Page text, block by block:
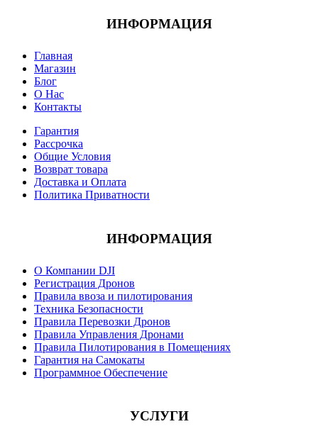
ИНФОРМАЦИЯ
Главная
Магазин
Блог
О Нас
Контакты
Гарантия
Рассрочка
Общие Условия
Возврат товара
Доставка и Оплата
Политика Приватности
ИНФОРМАЦИЯ
О Компании DJI
Регистрация Дронов
Правила ввоза и пилотирования
Техника Безопасности
Правила Перевозки Дронов
Правила Управления Дронами
Правила Пилотирования в Помещениях
Гарантия на Самокаты
Программное Обеспечение
УСЛУГИ